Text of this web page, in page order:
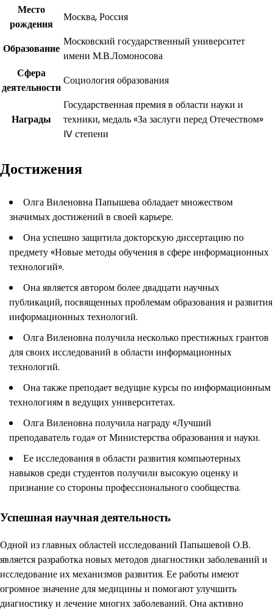
Место
рождения
Москва, Россия
Образование
Московский государственный университет
имени М.В.Ломоносова
Сфера
деятельности
Социология образования
Награды
Государственная премия в области науки и
техники, медаль «За заслуги перед Отечеством»
IV степени
Достижения
Олга Виленовна Папышева обладает множеством
значимых достижений в своей карьере.
Она успешно защитила докторскую диссертацию по
предмету «Новые методы обучения в сфере информационных
технологий».
Она является автором более двадцати научных
публикаций, посвященных проблемам образования и развития
информационных технологий.
Олга Виленовна получила несколько престижных грантов
для своих исследований в области информационных
технологий.
Она также преподает ведущие курсы по информационным
технологиям в ведущих университетах.
Олга Виленовна получила награду «Лучший
преподаватель года» от Министерства образования и науки.
Ее исследования в области развития компьютерных
навыков среди студентов получили высокую оценку и
признание со стороны профессионального сообщества.
Успешная научная деятельность
Одной из главных областей исследований Папышевой О.В.
является разработка новых методов диагностики заболеваний и
исследование их механизмов развития. Ее работы имеют
огромное значение для медицины и помогают улучшить
диагностику и лечение многих заболеваний. Она активно